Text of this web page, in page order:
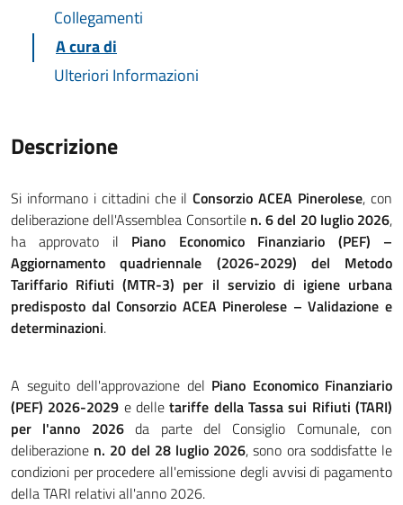
Collegamenti
A cura di
Ulteriori Informazioni
Descrizione
Si informano i cittadini che ilConsorzio ACEA Pinerolese, con
deliberazione dell'Assemblea Consortile n. 6 del 20 luglio 2026,
ha approvato il Piano Economico Finanziario (PEF) –
Aggiornamento quadriennale (2026-2029) del Metodo
Tariffario Rifiuti (MTR-3) per il servizio di igiene urbana
predisposto dal Consorzio ACEA Pinerolese – Validazione e
determinazioni.
A seguito dell'approvazione del Piano Economico Finanziario
(PEF) 2026-2029 e delletariffe della Tassa sui Rifiuti (TARI)
per l'anno 2026da parte del Consiglio Comunale, con
deliberazione n. 20 del 28 luglio 2026, sono ora soddisfatte le
condizioni per procedere all'emissione degli avvisi di pagamento
della TARI relativi all'anno 2026.